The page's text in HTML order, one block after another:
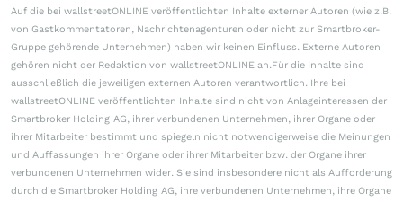
Auf die bei wallstreetONLINE veröffentlichten Inhalte externer Autoren (wie z.B.
von Gastkommentatoren, Nachrichtenagenturen oder nicht zur Smartbroker-
Gruppe gehörende Unternehmen) haben wir keinen Einfluss. Externe Autoren
gehören nicht der Redaktion von wallstreetONLINE an.Für die Inhalte sind
ausschließlich die jeweiligen externen Autoren verantwortlich. Ihre bei
wallstreetONLINE veröffentlichten Inhalte sind nicht von Anlageinteressen der
Smartbroker Holding AG, ihrer verbundenen Unternehmen, ihrer Organe oder
ihrer Mitarbeiter bestimmt und spiegeln nicht notwendigerweise die Meinungen
und Auffassungen ihrer Organe oder ihrer Mitarbeiter bzw. der Organe ihrer
verbundenen Unternehmen wider. Sie sind insbesondere nicht als Aufforderung
durch die Smartbroker Holding AG, ihre verbundenen Unternehmen, ihre Organe